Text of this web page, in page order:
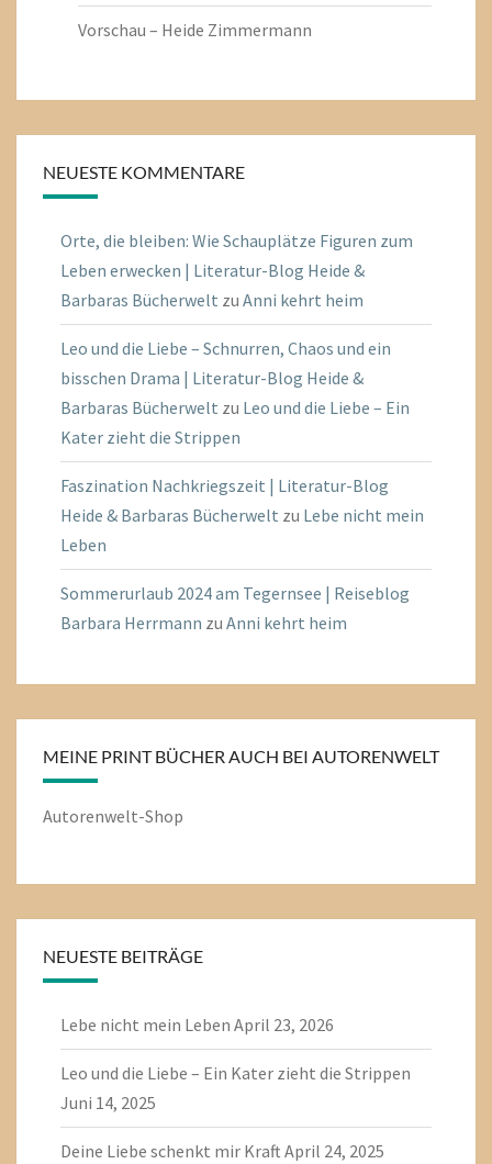
Vorschau – Heide Zimmermann
NEUESTE KOMMENTARE
Orte, die bleiben: Wie Schauplätze Figuren zum
Leben erwecken | Literatur-Blog Heide &
Barbaras Bücherwelt zu Anni kehrt heim
Leo und die Liebe – Schnurren, Chaos und ein
bisschen Drama | Literatur-Blog Heide &
Barbaras Bücherwelt zu Leo und die Liebe – Ein
Kater zieht die Strippen
Faszination Nachkriegszeit | Literatur-Blog
Heide & Barbaras Bücherwelt zu Lebe nicht mein
Leben
Sommerurlaub 2024 am Tegernsee | Reiseblog
Barbara Herrmann zu Anni kehrt heim
MEINE PRINT BÜCHER AUCH BEI AUTORENWELT
Autorenwelt-Shop
NEUESTE BEITRÄGE
Lebe nicht mein Leben April 23, 2026
Leo und die Liebe – Ein Kater zieht die Strippen
Juni 14, 2025
Deine Liebe schenkt mir KraftApril 24, 2025